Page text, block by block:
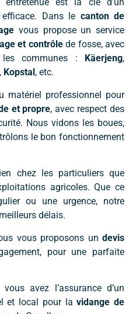
est la clé d’un
efficace. Dans le canton de
vous propose un service
et contrôlede fosse, avec
les communes :
Käerjeng,
, Kopstal , etc.
matériel professionnel pour
et propre, avec respect des
Nous vidons les boues,
le bon fonctionnement
chez les particuliers que
agricoles. Que ce
ou une urgence, notre
délais.
vous proposons un devis
pour une parfaite
vous avez l’assurance d’un
et local pour lavidange de